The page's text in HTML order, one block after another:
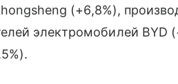
(+6,8%),
электромобилей BYD